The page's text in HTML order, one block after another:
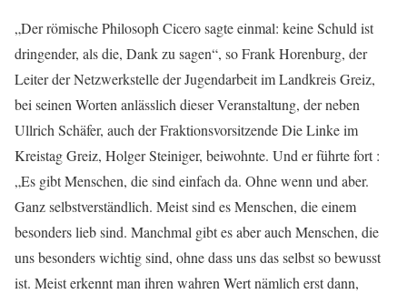
„Der römische Philosoph Cicero sagte einmal: keine Schuld ist
dringender, als die, Dank zu sagen“, so Frank Horenburg, der
Leiter der Netzwerkstelle der Jugendarbeit im Landkreis Greiz,
bei seinen Worten anlässlich dieser Veranstaltung, der neben
Ullrich Schäfer, auch der Fraktionsvorsitzende Die Linke im
Kreistag Greiz, Holger Steiniger, beiwohnte. Und er führte fort :
„Es gibt Menschen, die sind einfach da. Ohne wenn und aber.
Ganz selbstverständlich. Meist sind es Menschen, die einem
besonders lieb sind. Manchmal gibt es aber auch Menschen, die
uns besonders wichtig sind, ohne dass uns das selbst so bewusst
ist. Meist erkennt man ihren wahren Wert nämlich erst dann,